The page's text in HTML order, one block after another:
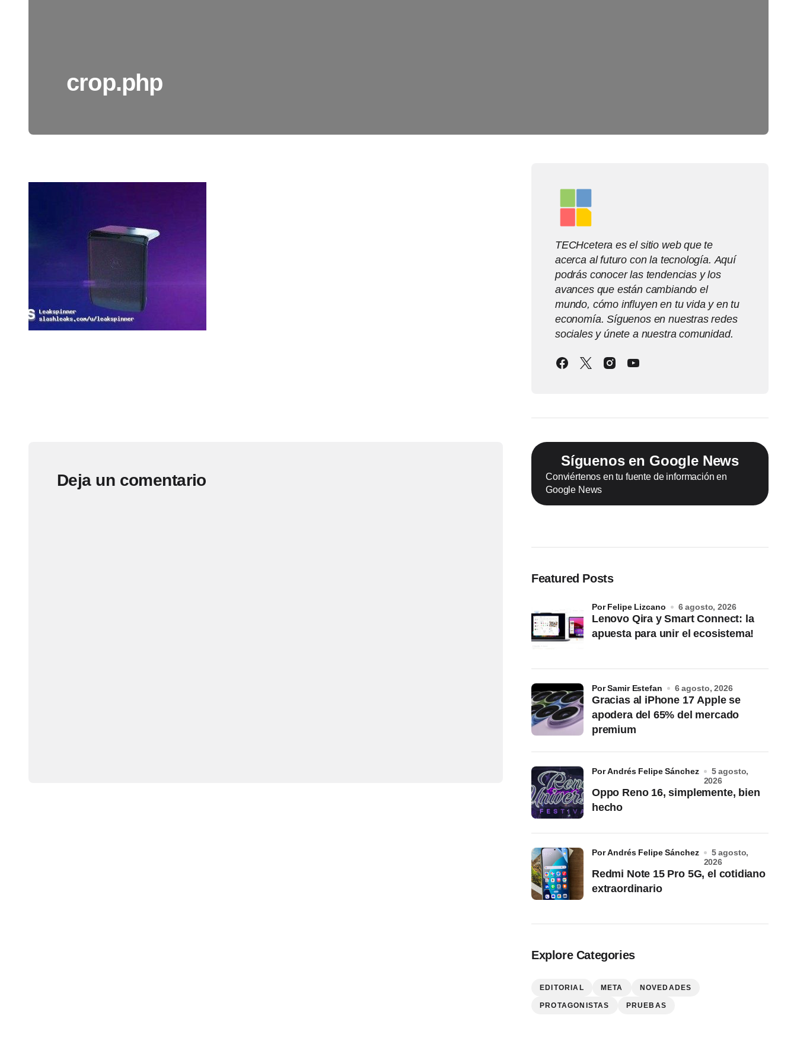
crop.php
Deja un comentario
TECHcetera es el sitio web que te
acerca al futuro con la tecnología. Aquí
podrás conocer las tendencias y los
avances que están cambiando el
mundo, cómo influyen en tu vida y en tu
economía. Síguenos en nuestras redes
sociales y únete a nuestra comunidad.
Síguenos en Google News
Conviértenos en tu fuente de información en
Google News
Featured Posts
Lenovo Qira y Smart Connect: la
apuesta para unir el ecosistema!
por Felipe Lizcano 6 agosto, 2026
Gracias al iPhone 17 Apple se
apodera del 65% del mercado
premium
por Samir Estefan 6 agosto, 2026
Oppo Reno 16, simplemente, bien
hecho
por Andrés Felipe Sánchez
5 agosto,
2026
Redmi Note 15 Pro 5G, el cotidiano
extraordinario
por Andrés Felipe Sánchez
5 agosto,
2026
Explore Categories
EDITORIAL META NOVEDADES
PROTAGONISTAS PRUEBAS